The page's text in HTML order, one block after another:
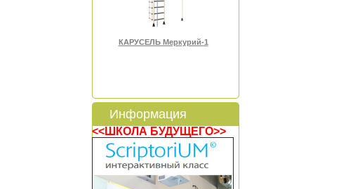
КАРУСЕЛЬ Меркурий-1
Информация
<<ШКОЛА БУДУЩЕГО>>